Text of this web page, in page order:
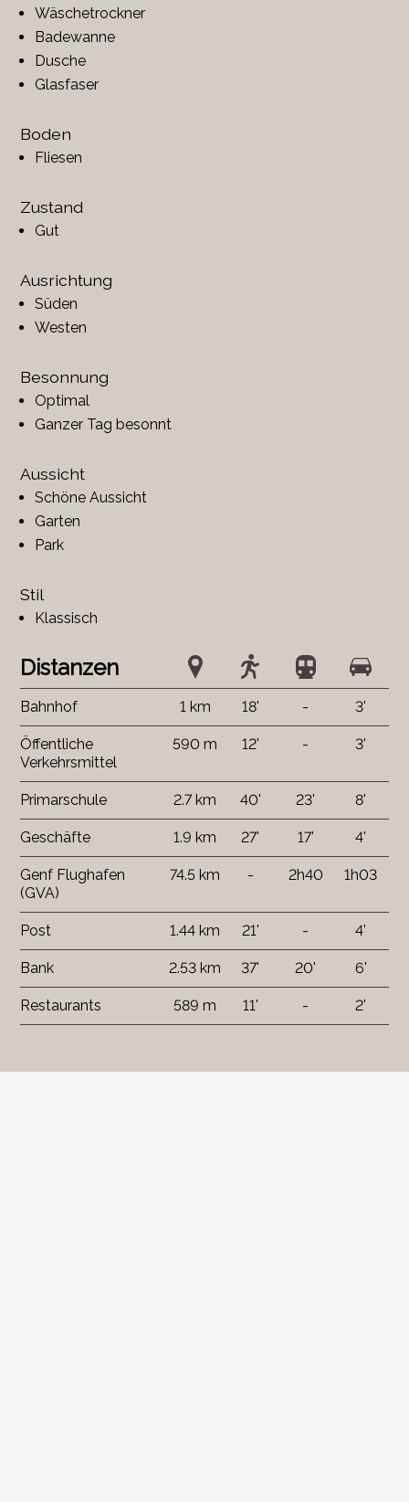
Wäschetrockner
Badewanne
Dusche
Glasfaser
Boden
Fliesen
Zustand
Gut
Ausrichtung
Süden
Westen
Besonnung
Optimal
Ganzer Tag besonnt
Aussicht
Schöne Aussicht
Garten
Park
Stil
Klassisch
Distanzen
Bahnhof 1 km 18' - 3'
Öffentliche
Verkehrsmittel
590 m 12' - 3'
Primarschule 2.7 km 40' 23' 8'
Geschäfte 1.9 km 27' 17' 4'
Genf Flughafen
(GVA)
74.5 km - 2h40 1h03
Post 1.44 km 21' - 4'
Bank 2.53 km 37' 20' 6'
Restaurants 589 m 11' - 2'